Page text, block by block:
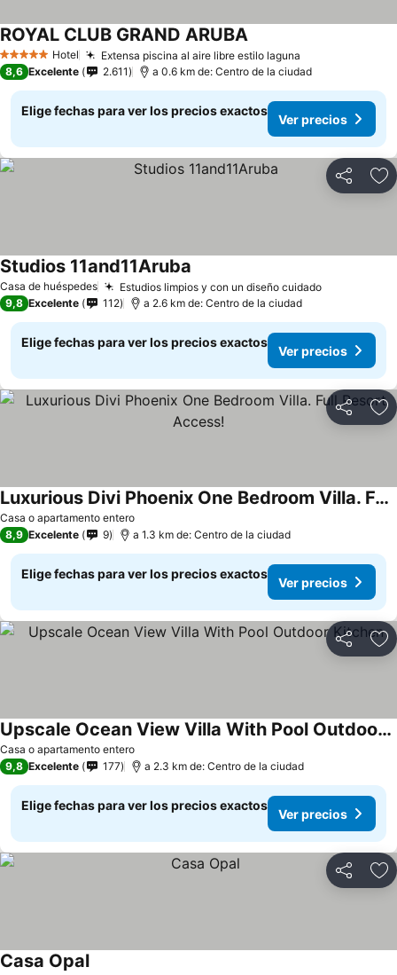
5 Estrellas Hotel Extensa piscina al aire libre estilo laguna
ROYAL CLUB GRAND ARUBA
8,6 Excelente 2.611 a 0.6 km de: Centro de la ciudad
Elige fechas para ver los precios exactos
Ver precios
Compartir
Casa de huéspedes Estudios limpios y con un diseño cuidado
Studios 11and11Aruba
9,8 Excelente 112 a 2.6 km de: Centro de la ciudad
Elige fechas para ver los precios exactos
Ver precios
Compartir
Casa o apartamento entero
Luxurious Divi Phoenix One Bedroom Villa. Full Resort Access!
8,9 Excelente 9 a 1.3 km de: Centro de la ciudad
Elige fechas para ver los precios exactos
Ver precios
Compartir
Casa o apartamento entero
Upscale Ocean View Villa With Pool Outdoor Kitchen
9,8 Excelente 177 a 2.3 km de: Centro de la ciudad
Elige fechas para ver los precios exactos
Ver precios
Compartir
Casa Opal